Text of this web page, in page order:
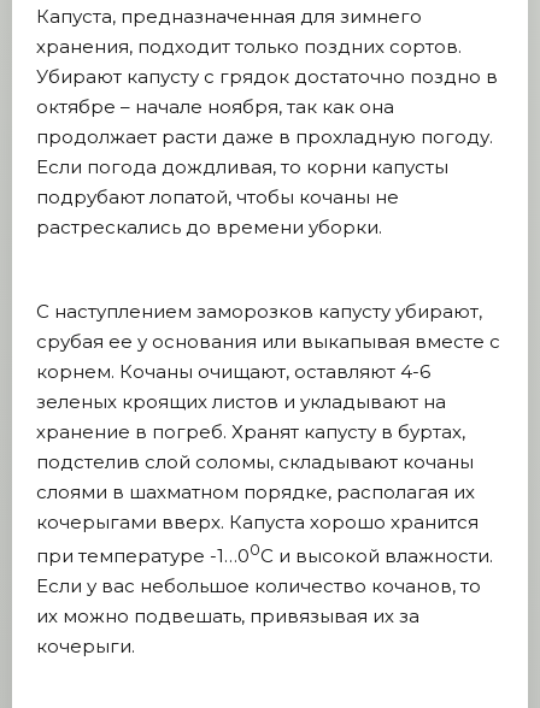
Капуста, предназначенная для зимнего
хранения, подходит только поздних сортов.
Убирают капусту с грядок достаточно поздно в
октябре – начале ноября, так как она
продолжает расти даже в прохладную погоду.
Если погода дождливая, то корни капусты
подрубают лопатой, чтобы кочаны не
растрескались до времени уборки.
С наступлением заморозков капусту убирают,
срубая ее у основания или выкапывая вместе с
корнем. Кочаны очищают, оставляют 4-6
зеленых кроящих листов и укладывают на
хранение в погреб. Хранят капусту в буртах,
подстелив слой соломы, складывают кочаны
слоями в шахматном порядке, располагая их
кочерыгами вверх. Капуста хорошо хранится
при температуре -1…00С и высокой влажности.
Если у вас небольшое количество кочанов, то
их можно подвешать, привязывая их за
кочерыги.